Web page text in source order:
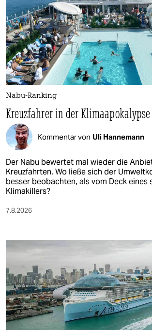
Nabu-Ranking
Kreuzfahrer in der Klimaapokalypse
Kommentar von Uli Hannemann
Der Nabu bewertet mal wieder die
Kreuzfahrten. Wo ließe sich der
besser beobachten, als vom Deck eines
Klimakillers?
7.8.2026